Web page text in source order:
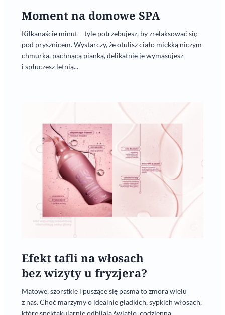
Moment na domowe SPA
Kilkanaście minut – tyle potrzebujesz, by zrelaksować się
pod prysznicem. Wystarczy, że otulisz ciało miękką niczym
chmurka, pachnącą pianką, delikatnie je wymasujesz
i spłuczesz letnią...
Efekt tafli na włosach
bez wizyty u fryzjera?
Matowe, szorstkie i puszące się pasma to zmora wielu
z nas. Choć marzymy o idealnie gładkich, sypkich włosach,
które spektakularnie odbijają światło, codzienna